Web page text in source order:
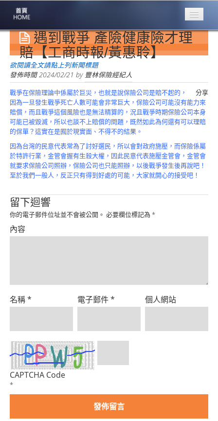
專業豐林
Professional
保險大家談
1386集
台灣商業保險
第一品牌
關於豐林
About
服務項目
Service
火災保額
商品簡介
Product
遇到戰爭 產險健康險才理
賠【工商時報/黃惠聆】
欲閱讀全文請點上列新聞標題
發佈時間2024/02/21 by 豐林保險經紀人
分享
戰爭在保險理論中係屬於巨災，也就是說保險公司是賠不起的，
因為一旦發生戰爭死亡人數可能會非常巨大，保險公司可能沒有能力來
賠償，而且戰爭這個風險也是無法精算的，況且戰爭時期保險公司本身
可能已被毀滅，所以也談不上賠償的問題，既然如此為何還有可以理賠
的保單？這實在是囿於現實面、不得不的結果。
因為台灣的民意代表常為了討好選民，所以會對政府施壓，而保險係屬
於特許行業，金管會握有生殺大權，因此民意代表施壓金管會，金管會
就要求保險公司照辦，保險公司也只能照辦，以後戰爭發生後再說吧！
至於我們一般人，反正只有得到好處的可能，大家就開心的接受吧！
留下迴響
你的電子郵件位址並不會被公開。 必要欄位標記為 *
內容
名稱* 電子郵件* 個人網站
CAPTCHA Code
*